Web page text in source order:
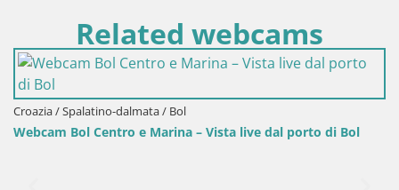
Related webcams
live dal porto di Bol